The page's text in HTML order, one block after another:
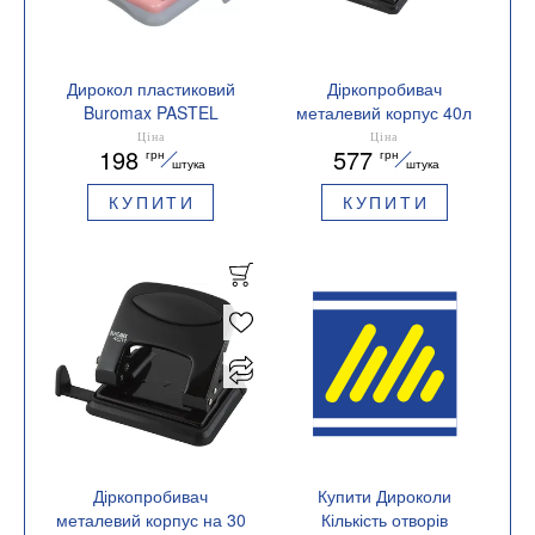
Дирокол пластиковий
Buromax PASTEL
BM.4020 до 20 аркушів
Ціна
198 грн
штука
КУПИТИ
Діркопробивач
металевий корпус 40л
Buromax BM.4032
Ціна
577 грн
штука
КУПИТИ
Діркопробивач
металевий корпус на 30
Купити Дироколи
Кількість отворів